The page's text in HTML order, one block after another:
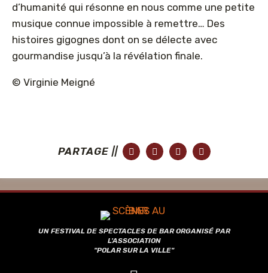
d’humanité qui résonne en nous comme une petite
musique connue impossible à remettre… Des
histoires gigognes dont on se délecte avec
gourmandise jusqu’à la révélation finale.
© Virginie Meigné
PARTAGE ||
UN FESTIVAL DE SPECTACLES DE BAR ORGANISÉ PAR
L'ASSOCIATION
"POLAR SUR LA VILLE"